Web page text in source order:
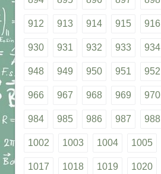
912 913 914 915 916
930 931 932 933 934
948 949 950 951 952
966 967 968 969 970
984 985 986 987 988
1002 1003 1004 1005
1017 1018 1019 1020